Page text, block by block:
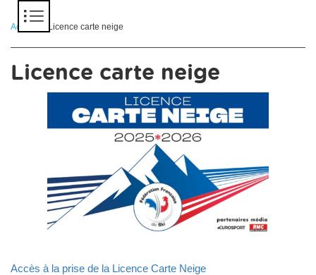
Accueil > Licence carte neige
Licence carte neige
Accès à la prise de la Licence Carte Neige